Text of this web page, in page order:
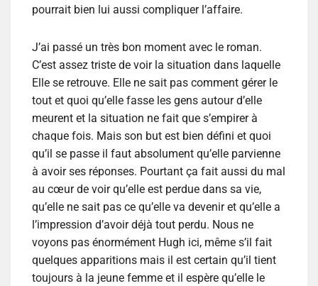
pourrait bien lui aussi compliquer l’affaire.
J’ai passé un très bon moment avec le roman.
C’est assez triste de voir la situation dans laquelle
Elle se retrouve. Elle ne sait pas comment gérer le
tout et quoi qu’elle fasse les gens autour d’elle
meurent et la situation ne fait que s’empirer à
chaque fois. Mais son but est bien défini et quoi
qu’il se passe il faut absolument qu’elle parvienne
à avoir ses réponses. Pourtant ça fait aussi du mal
au cœur de voir qu’elle est perdue dans sa vie,
qu’elle ne sait pas ce qu’elle va devenir et qu’elle a
l’impression d’avoir déjà tout perdu. Nous ne
voyons pas énormément Hugh ici, même s’il fait
quelques apparitions mais il est certain qu’il tient
toujours à la jeune femme et il espère qu’elle le